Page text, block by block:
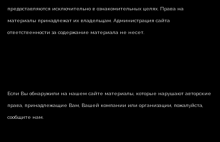
предоставляются исключительно в ознакомительных целях. Права на
материалы принадлежат их владельцам. Администрация сайта
ответственности за содержание материала не несет.
Если Вы обнаружили на нашем сайте материалы, которые нарушают авторские
права, принадлежащие Вам, Вашей компании или организации, пожалуйста,
сообщите нам.